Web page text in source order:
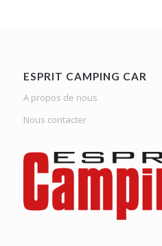
ESPRIT CAMPING CAR
A propos de nous
Nous contacter